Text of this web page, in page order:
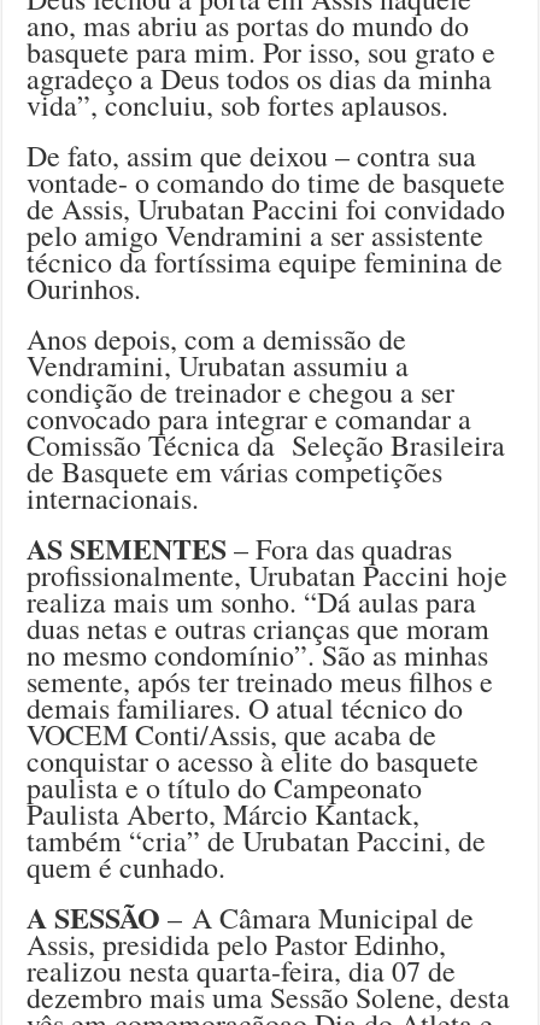
ano, mas abriu as portas do mundo do
basquete para mim. Por isso, sou grato e
agradeço a Deus todos os dias da minha
vida”, concluiu, sob fortes aplausos.
De fato, assim que deixou – contra sua
vontade- o comando do time de basquete
de Assis, Urubatan Paccini foi convidado
pelo amigo Vendramini a ser assistente
técnico da fortíssima equipe feminina de
Ourinhos.
Anos depois, com a demissão de
Vendramini, Urubatan assumiu a
condição de treinador e chegou a ser
convocado para integrar e comandar a
Comissão Técnica da Seleção Brasileira
de Basquete em várias competições
internacionais.
AS SEMENTES– Fora das quadras
profissionalmente, Urubatan Paccini hoje
realiza mais um sonho. “Dá aulas para
duas netas e outras crianças que moram
no mesmo condomínio”. São as minhas
semente, após ter treinado meus filhos e
demais familiares. O atual técnico do
VOCEM Conti/Assis, que acaba de
conquistar o acesso à elite do basquete
paulista e o título do Campeonato
Paulista Aberto, Márcio Kantack,
também “cria” de Urubatan Paccini, de
quem é cunhado.
A SESSÃO – A Câmara Municipal de
Assis, presidida pelo Pastor Edinho,
realizou nesta quarta-feira, dia 07 de
dezembro mais uma Sessão Solene, desta